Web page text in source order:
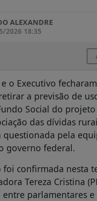
ALEXANDRE
2026 18:35
o Executivo
a previsão de
Social do projeto
das dívidas
questionada pela
governo federal.
foi confirmada nesta
Tereza Cristina
parlamentares e